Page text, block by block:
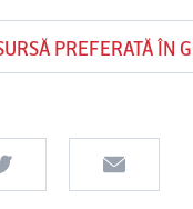
PREFERATĂ ÎN